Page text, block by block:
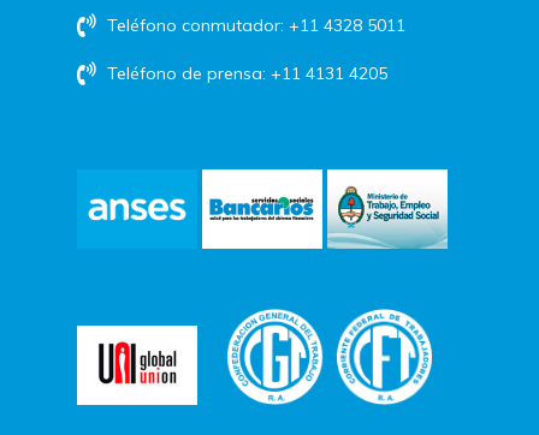
Teléfono conmutador: +11 4328 5011
Teléfono de prensa: +11 4131 4205